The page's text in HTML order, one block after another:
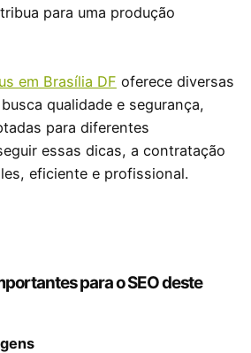
para uma produção
em Brasília DF oferece diversas
qualidade e segurança,
para diferentes
essas dicas, a contratação
eficiente e profissional.
para o SEO deste